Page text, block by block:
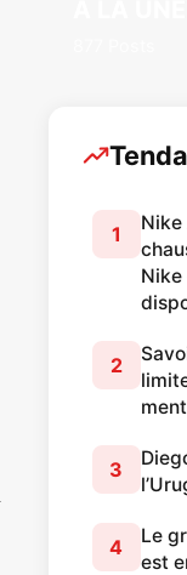
1
Nike
2
3
4
Le
est